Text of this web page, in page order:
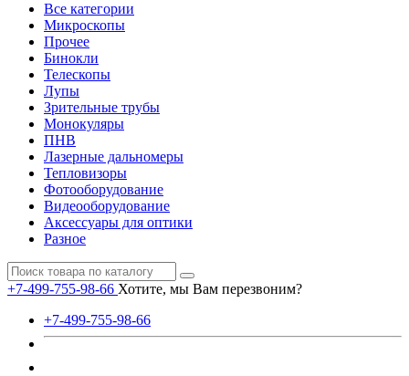
Все категории
Микроскопы
Прочее
Бинокли
Телескопы
Лупы
Зрительные трубы
Монокуляры
ПНВ
Лазерные дальномеры
Тепловизоры
Фотооборудование
Видеооборудование
Аксессуары для оптики
Разное
+7-499-755-98-66 Хотите, мы Вам перезвоним?
+7-499-755-98-66